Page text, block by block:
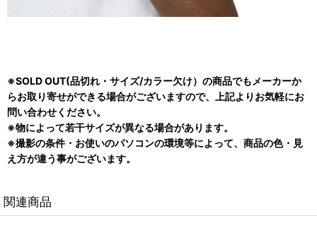
※SOLD OUT(品切れ・サイズ/カラー欠け）の商品でもメーカーか
らお取り寄せができる場合がございますので、上記よりお気軽にお
問い合わせください。
※物によって若干サイズが異なる場合があります。
※撮影の条件・お使いのパソコンの環境等によって、商品の色・見
え方が違う事がございます。
関連商品